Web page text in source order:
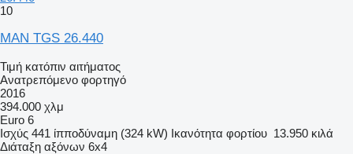
10
MAN TGS 26.440
Τιμή κατόπιν αιτήματος
Ανατρεπόμενο φορτηγό
2016
394.000 χλμ
Euro 6
Ισχύς 441 ίπποδύναμη (324 kW) Ικανότητα φορτίου 13.950 κιλά
Διάταξη αξόνων 6x4